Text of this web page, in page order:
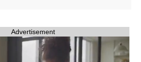
Advertisement